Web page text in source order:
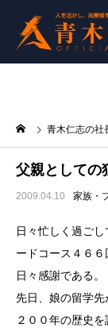
青木仁志の社
父親としての
2009.04.10 家族・
日々忙しく過ご
ードコース４６６
日々感謝である。
先日、娘の留学先
２００年の歴史